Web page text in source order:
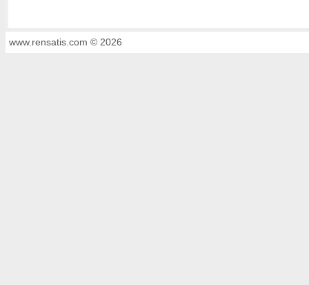
www.rensatis.com © 2026